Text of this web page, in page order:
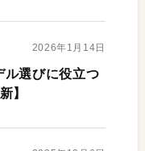
2026年1月14日
ル選びに役立つ
】